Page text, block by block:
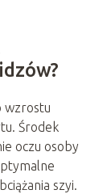
wzrostu
Środek
oczu osoby
szyi.